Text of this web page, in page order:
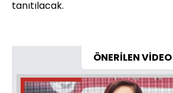
tanıtılacak.
ÖNERİLEN VİDEO